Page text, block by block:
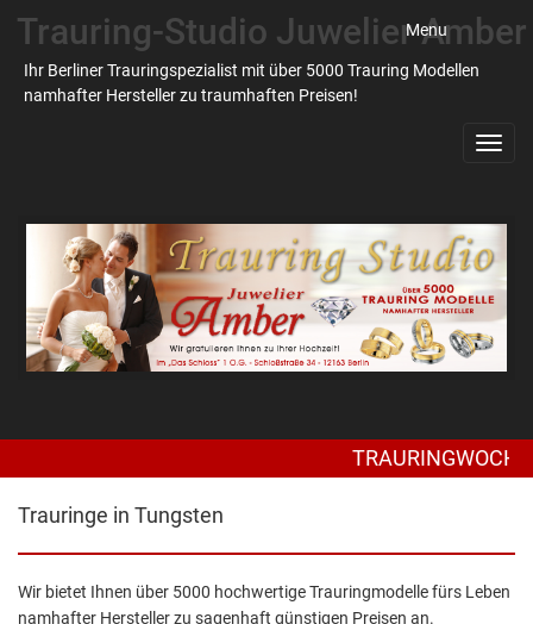
Trauring-Studio Juwelier Amber
Ihr Berliner Trauringspezialist mit über 5000 Trauring Modellen
namhafter Hersteller zu traumhaften Preisen!
Menu
Trauringe in Tungsten
Wir bietet Ihnen über 5000 hochwertige Trauringmodelle fürs Leben
namhafter Hersteller zu sagenhaft günstigen Preisen an.